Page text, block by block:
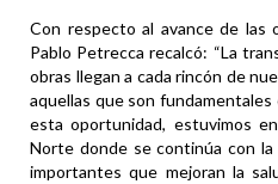
Con respecto al avance de las
Pablo Petrecca recalcó: “La
obras llegan a cada rincón de
aquellas que son fundamentales
esta oportunidad, estuvimos
Norte donde se continúa con
importantes que mejoran la